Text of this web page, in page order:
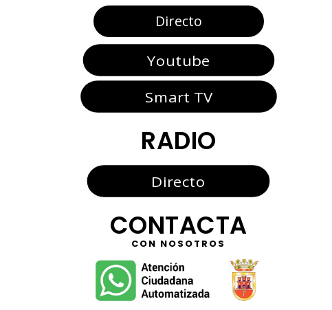
Directo
Youtube
Smart TV
RADIO
Directo
CONTACTA
CON NOSOTROS